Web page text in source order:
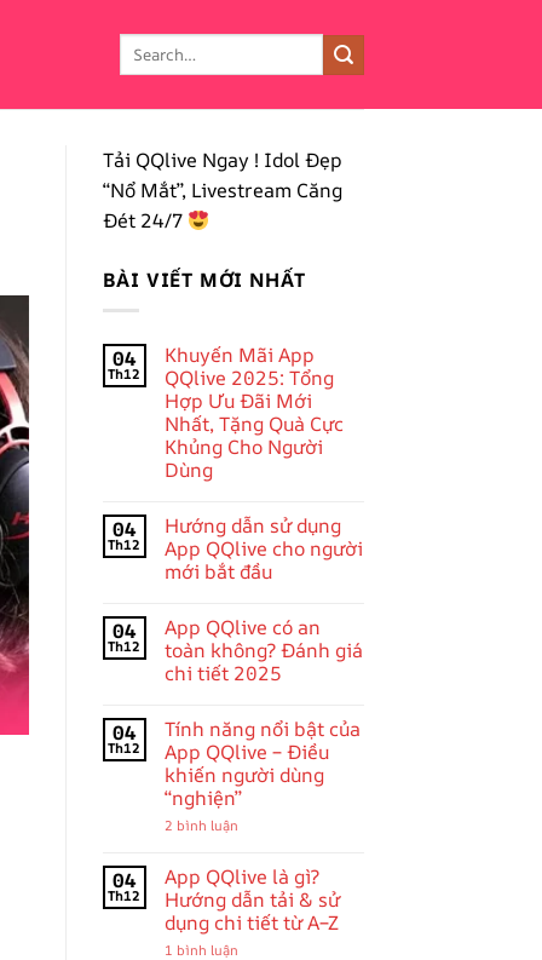
Tải QQlive Ngay ! Idol Đẹp
“Nổ Mắt”, Livestream Căng
Đét 24/7
BÀI VIẾT MỚI NHẤT
04
Th12
Khuyến Mãi App
QQlive 2025: Tổng
Hợp Ưu Đãi Mới
Nhất, Tặng Quà Cực
Khủng Cho Người
Dùng
bình
luận
ở
Khuyến
QQlive
2025:
Tổng
Hợp
Ưu
Nhất,
Tặng
Quà
Cực
Khủng
Cho
Người
04
Th12
Hướng dẫn sử dụng
App QQlive cho người
mới bắt đầu
bình
luận
ở
Hướng
dụng
App
QQlive
cho
người
mới
đầu
04
Th12
App QQlive có an
toàn không? Đánh giá
chi tiết 2025
bình
luận
ở
App
QQlive
có
an
Đánh
giá
chi
tiết
2025
04
Th12
Tính năng nổi bật của
App QQlive – Điều
khiến người dùng
“nghiện”
2 bình luậnở
nổi
bật
của
App
QQlive
–
04
Th12
App QQlive là gì?
Hướng dẫn tải & sử
dụng chi tiết từ A–Z
1 bình luậnở